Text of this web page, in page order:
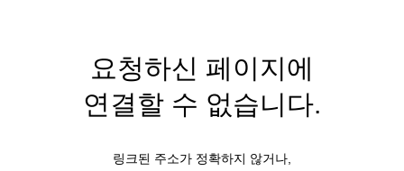
요청하신 페이지에
연결할 수 없습니다.
링크된 주소가 정확하지 않거나,